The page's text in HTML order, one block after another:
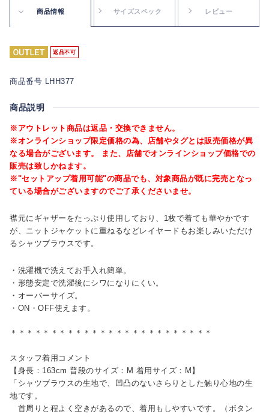
商品情報 サイズスペック レビュー
返品不可
商品番号 LHH377
商品説明
※アウトレット商品は返品・交換できません。
※オンラインショップ限定価格の為、店舗やタグとは販売価格が異
なる場合がございます。 また、店舗でオンラインショップ価格での
販売は致しかねます。
※"セットアップ着用可能"の商品でも、対象商品が既に完売となっ
ている場合がございますのでご了承くださいませ。
襟元にギャザーをたっぷり使用しており、1枚で着ても華やかです
が、ニットジャケットに重ねるなどレイヤードもお楽しみいただけ
るシャツブラウスです。
・洗濯機で洗えてお手入れ簡単。
・形態安定で洗濯後にシワになりにくい。
・オーバーサイズ。
・ON・OFF使えます。
＊＊＊＊＊＊＊＊＊＊＊＊＊＊＊＊＊＊＊＊＊＊＊＊＊
スタッフ着用コメント
【身長：163cm 普段のサイズ：M 着用サイズ：M】
「シャツブラウスの生地で、凹凸のないさらりとした触り心地の生
地です。
首周りと程よく空きがあるので、着用もしやすいです。（ボタン